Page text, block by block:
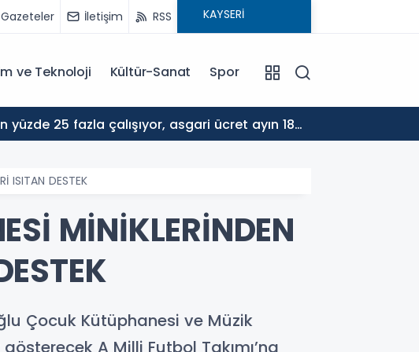
Gazeteler İletişim RSS
ve Teknoloji Kültür-Sanat Spor
ISITAN DESTEK
MİNİKLERİNDEN
Çocuk Kütüphanesi ve Müzik
A Milli Futbol Takımı’na